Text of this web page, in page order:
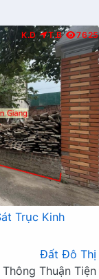
K.D T.B 7625
Trục Kinh
Đất Đô Thị
Thuận Tiện